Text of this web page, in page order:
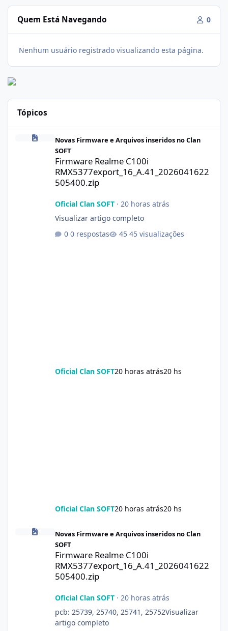
Quem Está Navegando 0
Nenhum usuário registrado visualizando esta página.
Tópicos
Novas Firmware e Arquivos inseridos no Clan
SOFT
Firmware Realme C100i
RMX5377export_16_A.41_2026041622
505400.zip
Oficial Clan SOFT· 20 horas atrás
Visualizar artigo completo
0 respostas
45 visualizações
Oficial Clan SOFT20 horas atrás20 hs
Oficial Clan SOFT20 horas atrás20 hs
Firmware Realme C100i
Novas Firmware e Arquivos inseridos no Clan
SOFT
Firmware Realme C100i
RMX5377export_16_A.41_2026041622
505400.zip
Oficial Clan SOFT· 20 horas atrás
pcb: 25739, 25740, 25741, 25752Visualizar
artigo completo